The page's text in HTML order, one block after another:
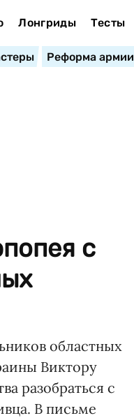
Лонгриды Тесты
Реформа армии
с
областных
Виктору
разобраться с
В письме